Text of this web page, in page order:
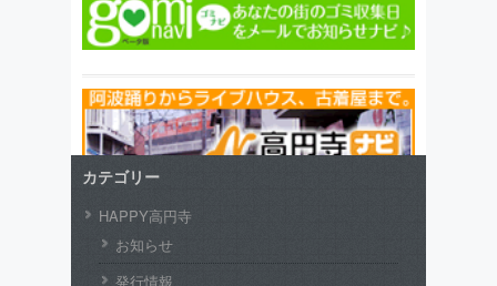
カテゴリー
HAPPY高円寺
お知らせ
発行情報